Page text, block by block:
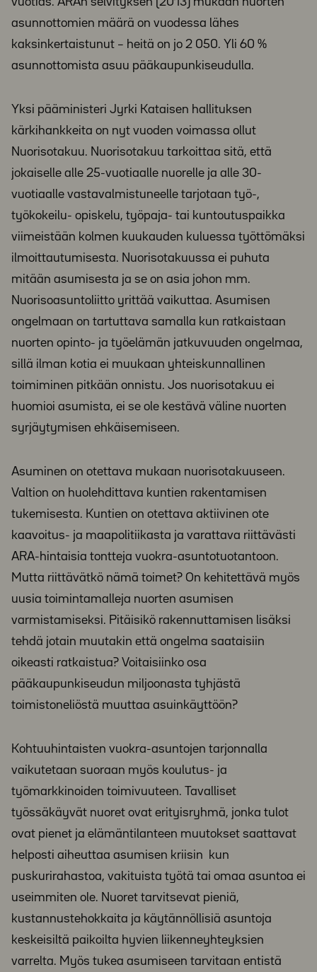
asunnottomien määrä on vuodessa lähes
kaksinkertaistunut – heitä on jo 2 050. Yli 60 %
asunnottomista asuu pääkaupunkiseudulla.
Yksi pääministeri Jyrki Kataisen hallituksen
kärkihankkeita on nyt vuoden voimassa ollut
Nuorisotakuu. Nuorisotakuu tarkoittaa sitä, että
jokaiselle alle 25-vuotiaalle nuorelle ja alle 30-
vuotiaalle vastavalmistuneelle tarjotaan työ-,
työkokeilu- opiskelu, työpaja- tai kuntoutuspaikka
viimeistään kolmen kuukauden kuluessa työttömäksi
ilmoittautumisesta. Nuorisotakuussa ei puhuta
mitään asumisesta ja se on asia johon mm.
Nuorisoasuntoliitto yrittää vaikuttaa. Asumisen
ongelmaan on tartuttava samalla kun ratkaistaan
nuorten opinto- ja työelämän jatkuvuuden ongelmaa,
sillä ilman kotia ei muukaan yhteiskunnallinen
toimiminen pitkään onnistu. Jos nuorisotakuu ei
huomioi asumista, ei se ole kestävä väline nuorten
syrjäytymisen ehkäisemiseen.
Asuminen on otettava mukaan nuorisotakuuseen.
Valtion on huolehdittava kuntien rakentamisen
tukemisesta. Kuntien on otettava aktiivinen ote
kaavoitus- ja maapolitiikasta ja varattava riittävästi
ARA-hintaisia tontteja vuokra-asuntotuotantoon.
Mutta riittävätkö nämä toimet? On kehitettävä myös
uusia toimintamalleja nuorten asumisen
varmistamiseksi. Pitäisikö rakennuttamisen lisäksi
tehdä jotain muutakin että ongelma saataisiin
oikeasti ratkaistua? Voitaisiinko osa
pääkaupunkiseudun miljoonasta tyhjästä
toimistoneliöstä muuttaa asuinkäyttöön?
Kohtuuhintaisten vuokra-asuntojen tarjonnalla
vaikutetaan suoraan myös koulutus- ja
työmarkkinoiden toimivuuteen. Tavalliset
työssäkäyvät nuoret ovat erityisryhmä, jonka tulot
ovat pienet ja elämäntilanteen muutokset saattavat
helposti aiheuttaa asumisen kriisin kun
puskurirahastoa, vakituista työtä tai omaa asuntoa ei
useimmiten ole. Nuoret tarvitsevat pieniä,
kustannustehokkaita ja käytännöllisiä asuntoja
keskeisiltä paikoilta hyvien liikenneyhteyksien
varrelta. Myös tukea asumiseen tarvitaan entistä